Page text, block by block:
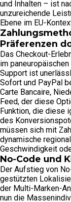
und Inhalten – ist
unzureichende
Ebene im EU-
Präferenzen
Das Checkout-
im
Support ist
Sofort und PayPal
Carte Bancaire,
Feed, der diese
Funktion, die diese
des
müssen sich mit
dynamische
Geschwindigkeit
No-Code und
Der Aufstieg von
gestützten
der Multi-Marken-
nun die